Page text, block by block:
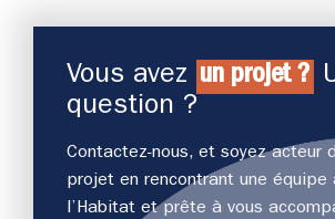
Vous avez un projet ?
question ?
Contactez-nous, et soyez acteur
projet en rencontrant une équipe
l’Habitat et prête à vous